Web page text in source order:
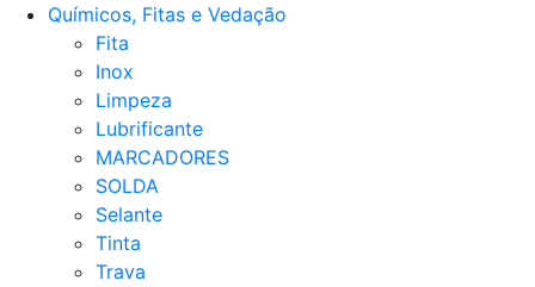
Químicos, Fitas e Vedação
Fita
Inox
Limpeza
Lubrificante
MARCADORES
SOLDA
Selante
Tinta
Trava